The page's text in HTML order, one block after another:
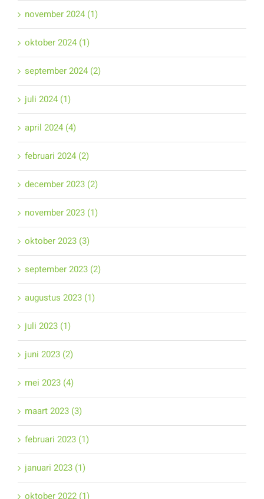
november 2024 (1)
oktober 2024 (1)
september 2024 (2)
juli 2024 (1)
april 2024 (4)
februari 2024 (2)
december 2023 (2)
november 2023 (1)
oktober 2023 (3)
september 2023 (2)
augustus 2023 (1)
juli 2023 (1)
juni 2023 (2)
mei 2023 (4)
maart 2023 (3)
februari 2023 (1)
januari 2023 (1)
oktober 2022 (1)